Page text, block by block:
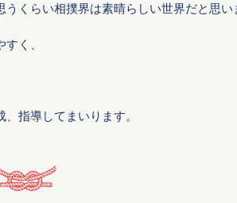
くらい相撲界は素晴らしい世界だと思い
く、
指導してまいります。